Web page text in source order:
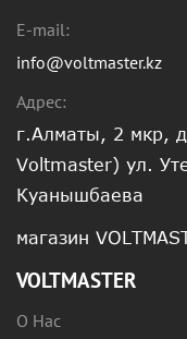
E-mail:
info@voltmaster.kz
Адрес:
г.Алматы, 2 мкр,
Voltmaster) ул.
Куанышбаева
магазин
VOLTMASTER
О Нас